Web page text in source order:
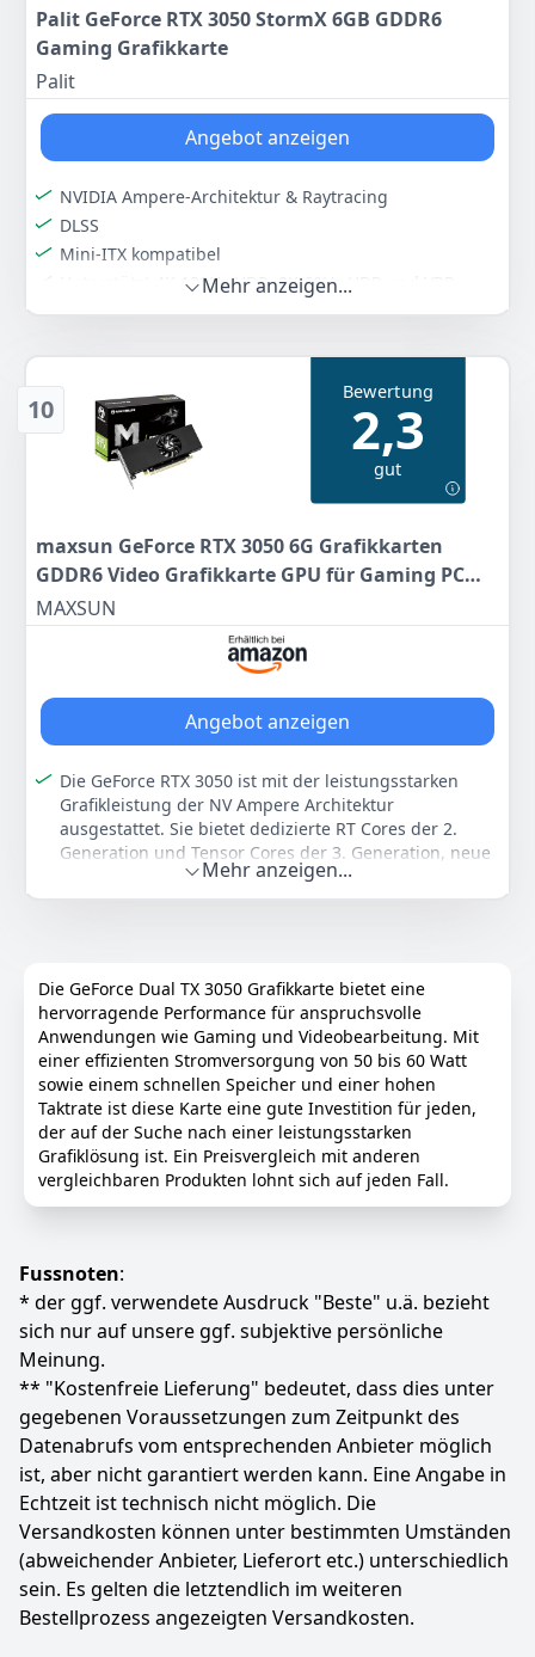
276
Anzeigen
Palit GeForce RTX 3050 StormX 6GB GDDR6
Gaming Grafikkarte
Palit
Angebot anzeigen
NVIDIA Ampere-Architektur & Raytracing
DLSS
Mini-ITX kompatibel
Unterstützt 4K 120Hz HDR, 8K 60Hz HDR und VRR
DVI-D mit Dual Link
Black 1 kg
Mehr anzeigen...
10
Bewertung
2,3
gut
maxsun GeForce RTX 3050 6G Grafikkarten
GDDR6 Video Grafikkarte GPU für Gaming PC
ITX Design PCI Express 4.0, HDMI 2.1,
DisplayPort 1.4a (Slim Low Profile/schlankes,
MAXSUN
Angebot anzeigen
Die GeForce RTX 3050 ist mit der leistungsstarken
Grafikleistung der NV Ampere Architektur
ausgestattet. Sie bietet dedizierte RT Cores der 2.
Generation und Tensor Cores der 3. Generation, neue
Streaming-Multiprozessoren und
Hochgeschwindigkeits-G6-Speicher, um die neuesten
(Deep Learning Super Sampling). KI-spezialisierte
Tensor Cores auf GeForce RTX GPUs geben Ihren
Spielen einen Geschwindigkeitsschub bei
kompromissloser Bildqualität. So können Sie die
Einstellungen und die Auflösung für ein noch
besseres visuelles Erlebnis hochschrauben.
1042MHz Kerntakt und 1470MHz Boost-Takt helfen, die
Anforderungen von anspruchsvollen Spielen zu
erfüllen.
PCI-E X8 4.0 mit HDMI 2.1, DP1.4a, volle digitale E/A-
Videounterhaltung zu genießen.
Schlankes Design mit niedrigem Profil (6,65*2,71
Zoll/16,9*6,9 cm), perfekt für Mini Small Form Factor
SFF Computergehäuse und einfach für den Aufbau
eines leistungsstarken kleinen ITX AI PCs
Farbe Hersteller Gewicht
- maxsun 240 g
279
Anzeigen
Mehr anzeigen...
Die GeForce Dual TX 3050 Grafikkarte bietet eine
hervorragende Performance für anspruchsvolle
Anwendungen wie Gaming und Videobearbeitung. Mit
einer effizienten Stromversorgung von 50 bis 60 Watt
sowie einem schnellen Speicher und einer hohen
Taktrate ist diese Karte eine gute Investition für jeden,
der auf der Suche nach einer leistungsstarken
Grafiklösung ist. Ein Preisvergleich mit anderen
vergleichbaren Produkten lohnt sich auf jeden Fall.
Fussnoten:
* der ggf. verwendete Ausdruck "Beste" u.ä. bezieht
sich nur auf unsere ggf. subjektive persönliche
Meinung.
** "Kostenfreie Lieferung" bedeutet, dass dies unter
gegebenen Voraussetzungen zum Zeitpunkt des
Datenabrufs vom entsprechenden Anbieter möglich
ist, aber nicht garantiert werden kann. Eine Angabe in
Echtzeit ist technisch nicht möglich. Die
Versandkosten können unter bestimmten Umständen
(abweichender Anbieter, Lieferort etc.) unterschiedlich
sein. Es gelten die letztendlich im weiteren
Bestellprozess angezeigten Versandkosten.